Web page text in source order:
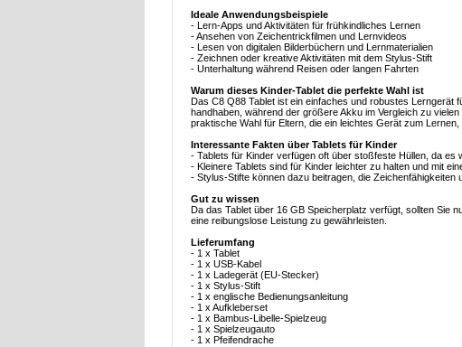
Ideale Anwendungsbeispiele
- Lern-Apps und Aktivitäten für frühkindliches Lernen
- Ansehen von Zeichentrickfilmen und Lernvideos
- Lesen von digitalen Bilderbüchern und Lernmaterialien
- Zeichnen oder kreative Aktivitäten mit dem Stylus-Stift
- Unterhaltung während Reisen oder langen Fahrten
Warum dieses Kinder-Tablet die perfekte Wahl ist
Das C8 Q88 Tablet ist ein einfaches und robustes Lerngerät
handhaben, während der größere Akku im Vergleich zu
praktische Wahl für Eltern, die ein leichtes Gerät zum
Interessante Fakten über Tablets für Kinder
- Tablets für Kinder verfügen oft über stoßfeste Hüllen, da
- Kleinere Tablets sind für Kinder leichter zu halten und mit
- Stylus-Stifte können dazu beitragen, die
Gut zu wissen
Da das Tablet über 16 GB Speicherplatz verfügt, sollten Sie
eine reibungslose Leistung zu gewährleisten.
Lieferumfang
- 1 x Tablet
- 1 x USB-Kabel
- 1 x Ladegerät (EU-Stecker)
- 1 x Stylus-Stift
- 1 x englische Bedienungsanleitung
- 1 x Aufkleberset
- 1 x Bambus-Libelle-Spielzeug
- 1 x Spielzeugauto
- 1 x Pfeifendrache